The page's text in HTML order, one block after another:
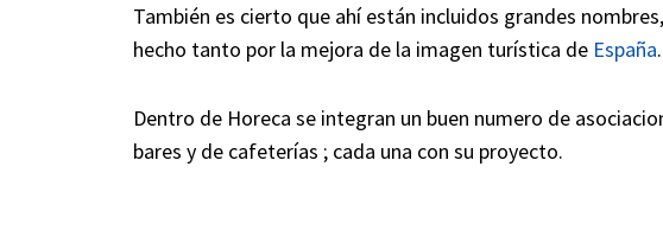
También es cierto que ahí están incluidos grandes
hecho tanto por la mejora de la imagen turística de España.
Dentro de Horeca se integran un buen numero de
bares y de cafeterías ; cada una con su proyecto.